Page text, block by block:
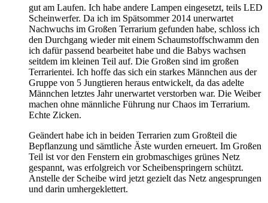
gut am Laufen. Ich habe andere Lampen eingesetzt, teils LED
Scheinwerfer. Da ich im Spätsommer 2014 unerwartet
Nachwuchs im Großen Terrarium gefunden habe, schloss ich
den Durchgang wieder mit einem Schaumstoffschwamm den
ich dafür passend bearbeitet habe und die Babys wachsen
seitdem im kleinen Teil auf. Die Großen sind im großen
Terrarientei. Ich hoffe das sich ein starkes Männchen aus der
Gruppe von 5 Jungtieren heraus entwickelt, da das adelte
Männchen letztes Jahr unerwartet verstorben war. Die Weiber
machen ohne männliche Führung nur Chaos im Terrarium.
Echte Zicken.
Geändert habe ich in beiden Terrarien zum Großteil die
Bepflanzung und sämtliche Äste wurden erneuert. Im Großen
Teil ist vor den Fenstern ein grobmaschiges grünes Netz
gespannt, was erfolgreich vor Scheibenspringern schützt.
Anstelle der Scheibe wird jetzt gezielt das Netz angesprungen
und darin umhergeklettert.